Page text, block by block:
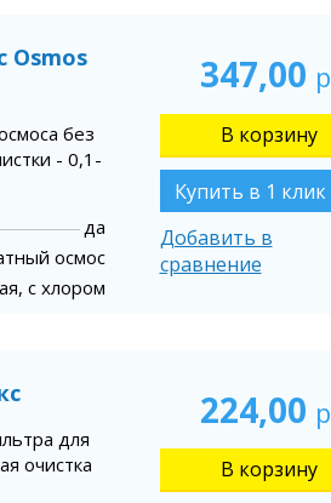
Osmos
без
- 0,1-
да
осмос
с хлором
347,00
Купить в 1 клик
Добавить в
сравнение
для
очистка
224,00